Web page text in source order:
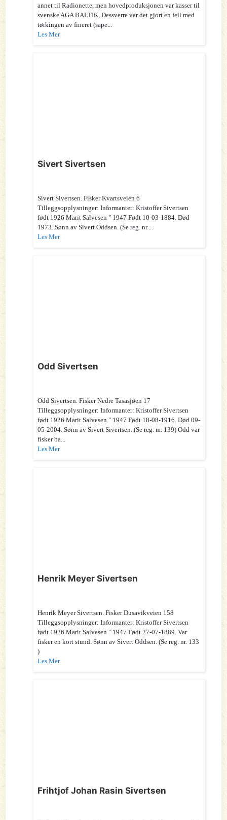
annet til Radionette, men hovedproduksjonen var kasser til
svenske AGA BALTIK, Dessverre var det gjort en feil med
tørkingen av fineret (sape...
Les Mer
Sivert Sivertsen
Sivert Sivertsen. Fisker Kvartsveien 6
Tilleggsopplysninger: Informanter: Kristoffer Sivertsen
født 1926 Marit Salvesen " 1947 Født 10-03-1884. Død
1973. Sønn av Sivert Oddsen. (Se reg. nr....
Les Mer
Odd Sivertsen
Odd Sivertsen. Fisker Nedre Tasasjøen 17
Tilleggsopplysninger: Informanter: Kristoffer Sivertsen
født 1926 Marit Salvesen " 1947 Født 18-08-1916. Død 09-
05-2004. Sønn av Sivert Sivertsen. (Se reg. nr. 139) Odd var
fisker ba...
Les Mer
Henrik Meyer Sivertsen
Henrik Meyer Sivertsen. Fisker Dusavikveien 158
Tilleggsopplysninger: Informanter: Kristoffer Sivertsen
født 1926 Marit Salvesen " 1947 Født 27-07-1889. Var
fisker en kort stund. Sønn av Sivert Oddsen. (Se reg. nr. 133
)
Les Mer
Frihtjof Johan Rasin Sivertsen